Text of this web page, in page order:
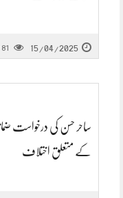
15/04/2025
81
ساحر حسن کی درخواست
کے متعلق اختلاف